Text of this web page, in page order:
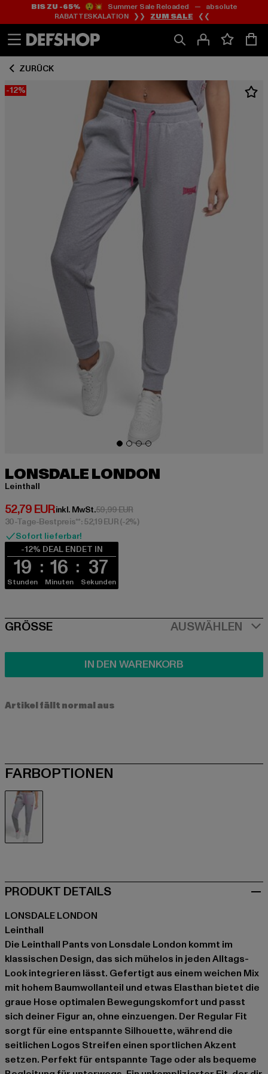
Zum
Inhalt
springen
Zum
Fußzeile
springen
BIS ZU -65%😲💥 Summer Sale Reloaded — absolute
RABATTESKALATION ❯❯ ZUM SALE ❮❮
ZURÜCK
-12%
LONSDALE LONDON
Leinthall
52,79 EUR
Derzeitiger Preis: 52,79 EUR
inkl. MwSt.59,99 EURAktionspreis: 59,99 EUR
30-Tage-Bestpreis**: 52,19 EUR(-2%)
Sofort lieferbar!
-12% DEAL ENDET IN
19
Stunden
16
Minuten
36
Sekunden
SIZE
GRÖSSE AUSWÄHLEN
IN DEN WARENKORB
Artikel fällt normal aus
FARBOPTIONEN
PRODUKT DETAILS
LONSDALE LONDON
Leinthall
Die Leinthall Pants von Lonsdale London kommt im
klassischen Design, das sich mühelos in jeden Alltags-
Look integrieren lässt. Gefertigt aus einem weichen Mix
mit hohem Baumwollanteil und etwas Elasthan bietet die
graue Hose optimalen Bewegungskomfort und passt
sich deiner Figur an, ohne einzuengen. Der Regular Fit
sorgt für eine entspannte Silhouette, während die
seitlichen Logos Streifen einen sportlichen Akzent
setzen. Perfekt für entspannte Tage oder als bequeme